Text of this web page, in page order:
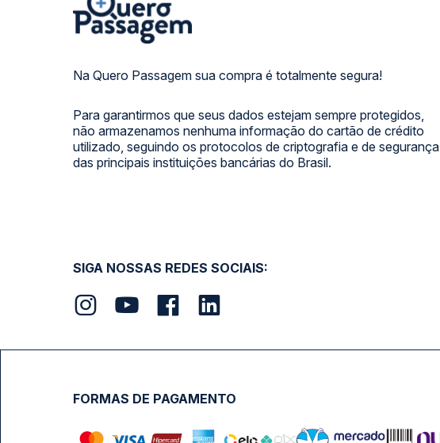
Na Quero Passagem sua compra é totalmente segura!
Para garantirmos que seus dados estejam sempre protegidos,
não armazenamos nenhuma informação do cartão de crédito
utilizado, seguindo os protocolos de criptografia e de segurança
das principais instituições bancárias do Brasil.
SIGA NOSSAS REDES SOCIAIS:
FORMAS DE PAGAMENTO